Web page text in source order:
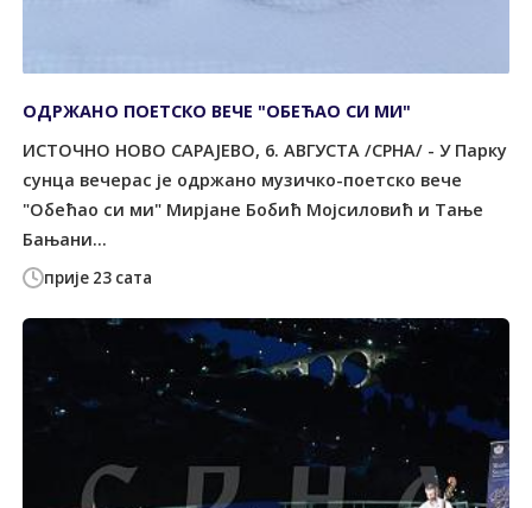
прије 23 сата
ОДРЖАНО ПОЕТСКО ВЕЧЕ "ОБЕЋАО СИ МИ"
ИСТОЧНО НОВО САРАЈЕВО, 6. АВГУСТА /СРНА/ - У Парку
сунца вечерас је одржано музичко-поетско вече
"Обећао си ми" Мирјане Бобић Мојсиловић и Тање
Бањани...